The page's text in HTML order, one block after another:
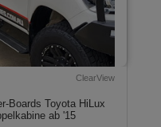
ClearView
Boards Toyota HiLux
ab '15